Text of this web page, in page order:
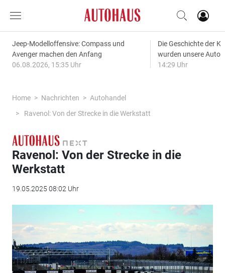
Jeep-Modelloffensive: Compass und
Avenger machen den Anfang
06.08.2026, 15:35 Uhr
Die Geschichte der
wurden unsere
14:29 Uhr
Home Nachrichten
Autohandel
Ravenol: Von der Strecke in die Werkstatt
Ravenol: Von der Strecke in die
Werkstatt
19.05.2025 08:02 Uhr